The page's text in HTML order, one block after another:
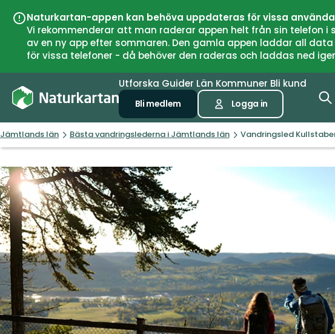
Naturkartan-appen kan behöva uppdateras för vissa
Vi rekommenderar att man raderar appen helt från sin telefon
av en ny app efter sommaren. Den gamla appen laddar all
för vissa telefoner - då behöver den raderas och laddas ned
Utforska Guider Län Kommuner Bli kund
Bli medlem Logga in
Jämtlands län Bästa vandringslederna i Jämtlands län Vandringsled